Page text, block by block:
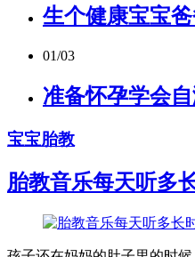
生个健康宝宝
01/03
准备怀孕学会自
宝宝胎教
胎教音乐每天听多